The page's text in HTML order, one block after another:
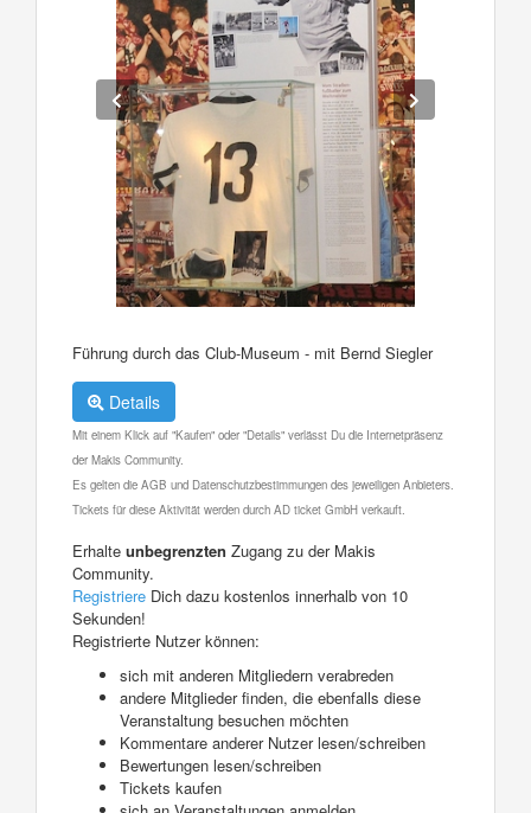
Führung durch das Club-Museum - mit Bernd Siegler
Details
Mit einem Klick auf "Kaufen" oder "Details" verlässt Du die Internetpräsenz
der Makis Community.
Es gelten die AGB und Datenschutzbestimmungen des jeweiligen Anbieters.
Tickets für diese Aktivität werden durch AD ticket GmbH verkauft.
Erhalte unbegrenzten Zugang zu der Makis
Community.
Registriere Dich dazu kostenlos innerhalb von 10
Sekunden!
Registrierte Nutzer können:
sich mit anderen Mitgliedern verabreden
andere Mitglieder finden, die ebenfalls diese
Veranstaltung besuchen möchten
Kommentare anderer Nutzer lesen/schreiben
Bewertungen lesen/schreiben
Tickets kaufen